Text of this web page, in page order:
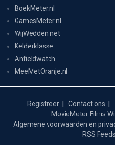
BoekMeter.nl
GamesMeter.nl
WijWedden.net
Kelderklasse
Anfieldwatch
MeeMetOranje.nl
Registreer Contact ons
MovieMeter Films
Algemene voorwaarden en
RSS Feeds